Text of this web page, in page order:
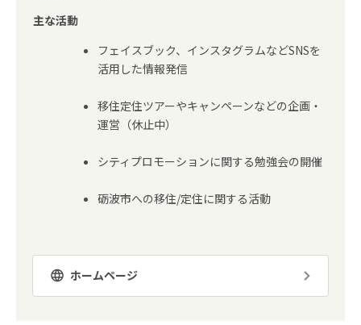
主な活動
フェイスブック、インスタグラムなどSNSを
活用した情報発信
移住定住ツアーやキャンペーンなどの企画・
運営（休止中）
シティプロモーションに関する勉強会の開催
砺波市への移住/定住に関する活動
ホームページ